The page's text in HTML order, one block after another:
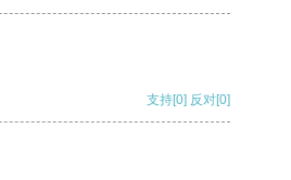
支持[0] 反对[0]